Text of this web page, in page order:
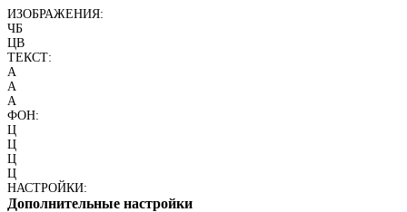
ИЗОБРАЖЕНИЯ:
ЧБ
ЦВ
ТЕКСТ:
A
A
A
ФОН:
Ц
Ц
Ц
Ц
НАСТРОЙКИ:
Дополнительные настройки